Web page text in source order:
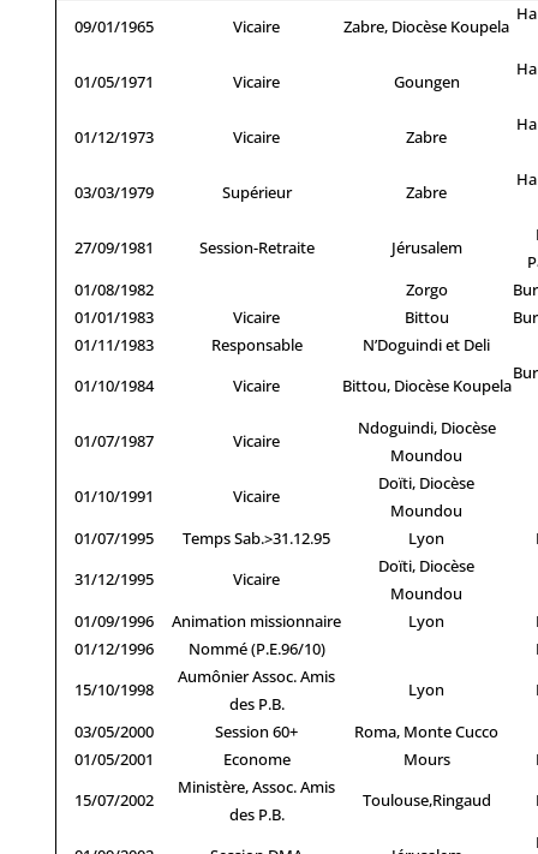
09/01/1965 Vicaire Zabre, Diocèse Koupela
01/05/1971 Vicaire Goungen
01/12/1973 Vicaire Zabre
03/03/1979 Supérieur Zabre
27/09/1981 Session-Retraite Jérusalem
01/08/1982
Zorgo
01/01/1983
Vicaire Bittou
01/11/1983
Responsable N’Doguindi et Deli
01/10/1984
Vicaire Bittou, Diocèse Koupela
01/07/1987 Vicaire
Ndoguindi, Diocèse
Moundou
01/10/1991 Vicaire
Doïti, Diocèse
Moundou
01/07/1995
Temps Sab.>31.12.95 Lyon
31/12/1995
Vicaire
Doïti, Diocèse
Moundou
01/09/1996
Animation missionnaire Lyon
01/12/1996
Nommé (P.E.96/10)
15/10/1998
Aumônier Assoc. Amis
des P.B.
Lyon
03/05/2000
Session 60+
Roma, Monte Cucco
01/05/2001
Econome Mours
15/07/2002
Ministère, Assoc. Amis
des P.B.
Toulouse,Ringaud